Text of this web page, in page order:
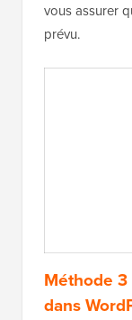
vous assurer
prévu.
Méthode
dans